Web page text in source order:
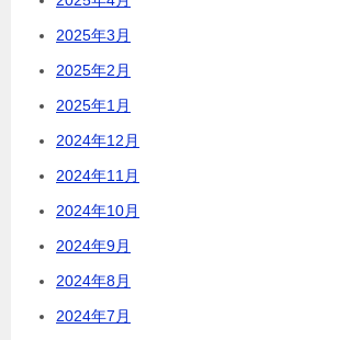
2025年3月
2025年2月
2025年1月
2024年12月
2024年11月
2024年10月
2024年9月
2024年8月
2024年7月